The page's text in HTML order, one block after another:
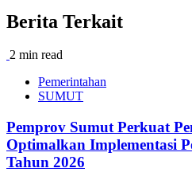
Berita Terkait
2 min read
Pemerintahan
SUMUT
Pemprov Sumut Perkuat
Optimalkan Implementasi
Tahun 2026